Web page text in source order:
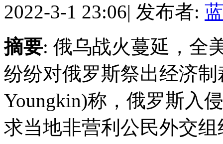
2022-3-1 23:06| 发布者:
摘要: 俄乌战火蔓延，全
纷纷对俄罗斯祭出经济
Youngkin)称，俄罗斯入
求当地非营利公民外交